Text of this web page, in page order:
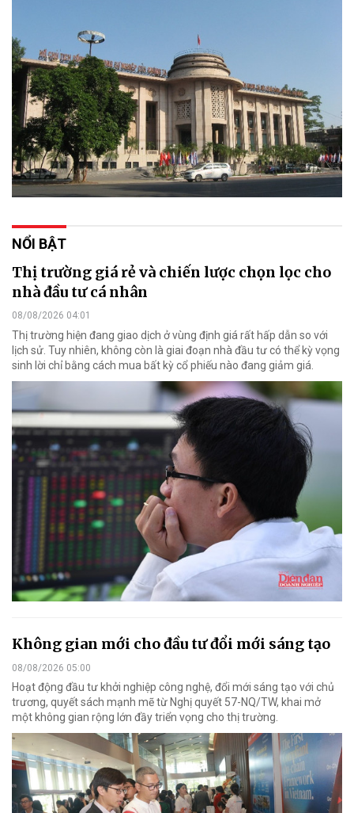
NỔI BẬT
Thị trường giá rẻ và chiến lược chọn lọc cho
nhà đầu tư cá nhân
08/08/2026 04:01
Thị trường hiện đang giao dịch ở vùng định giá rất hấp dẫn so với
lịch sử. Tuy nhiên, không còn là giai đoạn nhà đầu tư có thể kỳ vọng
sinh lời chỉ bằng cách mua bất kỳ cổ phiếu nào đang giảm giá.
Không gian mới cho đầu tư đổi mới sáng tạo
08/08/2026 05:00
Hoạt động đầu tư khởi nghiệp công nghệ, đổi mới sáng tạo với chủ
trương, quyết sách mạnh mẽ từ Nghị quyết 57-NQ/TW, khai mở
một không gian rộng lớn đầy triển vọng cho thị trường.